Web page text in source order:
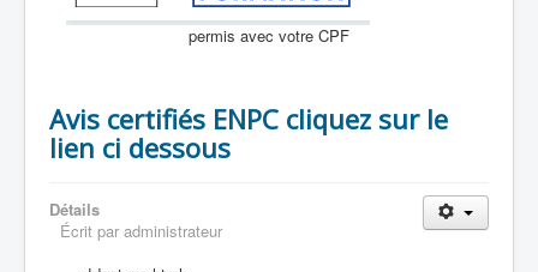
permis avec votre CPF
Avis certifiés ENPC cliquez sur le
lien ci dessous
Détails
Écrit par administrateur